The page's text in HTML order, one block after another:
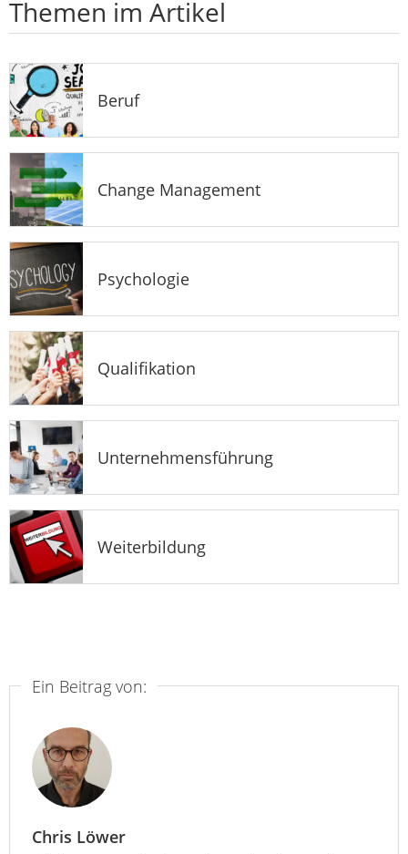
Themen im Artikel
Beruf
Change Management
Psychologie
Qualifikation
Unternehmensführung
Weiterbildung
Ein Beitrag von:
Chris Löwer